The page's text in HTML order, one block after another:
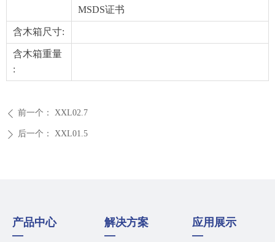
ꄴ 前一个： XXL02.7
ꄲ 后一个： XXL01.5
MSDS证书
含木箱尺寸:
含木箱重量
:
产品中心
—
解决方案
—
应用展示
—